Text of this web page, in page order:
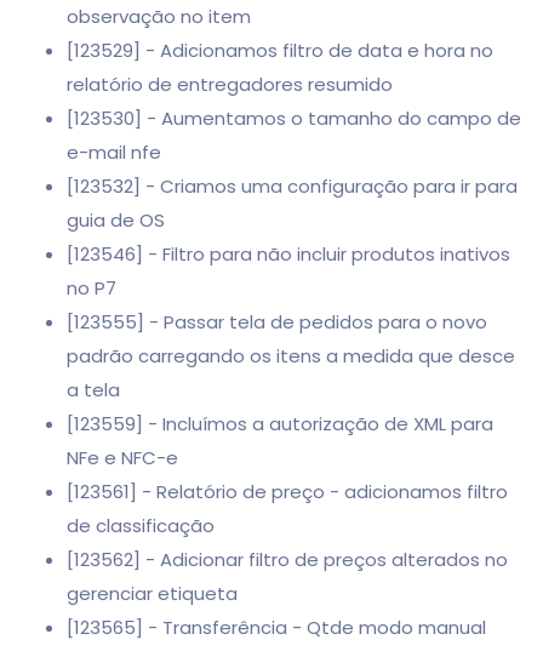
observação no item
[123529] - Adicionamos filtro de data e hora no
relatório de entregadores resumido
[123530] - Aumentamos o tamanho do campo de
e-mail nfe
[123532] - Criamos uma configuração para ir para
guia de OS
[123546] - Filtro para não incluir produtos inativos
no P7
[123555] - Passar tela de pedidos para o novo
padrão carregando os itens a medida que desce
a tela
[123559] - Incluímos a autorização de XML para
NFe e NFC-e
[123561] - Relatório de preço - adicionamos filtro
de classificação
[123562] - Adicionar filtro de preços alterados no
gerenciar etiqueta
[123565] - Transferência - Qtde modo manual